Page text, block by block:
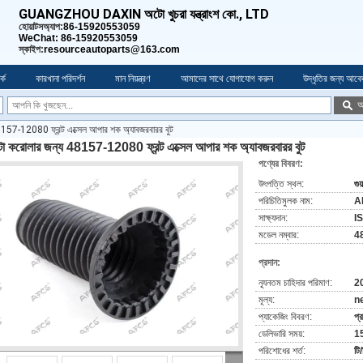
GUANGZHOU DAXIN অটো খুচরা যন্ত্রাংশ কো., LTD
হোয়াটসঅ্যাপ:86-15920553059
WeChat: 86-15920553059
স্কাইপ:resourceautoparts@163.com
কারখানা পরিদর্শন মান নিয়ন্ত্রণ আমাদের সাথে যোগাযোগ করুন উদ্ধৃতির জন্য
12080 ফ্রন্ট এক্সেল আপার শক অ্যাবজরবারর বুট
করোলার জন্য 48157-12080 ফ্রন্ট এক্সেল আপার শক অ্যাবজরবারর বুট
পণ্যের বিবরণ:
উৎপত্তি স্থল:
পরিচিতিমুলক নাম:
সাক্ষ্যদান:
মডেল নম্বার:
প্রদান:
ন্যূনতম চাহিদার পরিমাণ:
মূল্য:
প্যাকেজিং বিবরণ:
ডেলিভারি সময়:
পরিশোধের শর্ত: